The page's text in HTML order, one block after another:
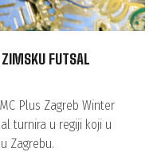
FUTSAL
Plus Zagreb Winter
turnira u regiji koji u
Zagrebu.